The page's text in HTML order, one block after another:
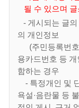
될 수 있으며
- 게시되는 글의
의 개인정보
(주민등록번호,
용카드번호 등
함하는 경우
- 특정개인 및
욕설·음란물 등